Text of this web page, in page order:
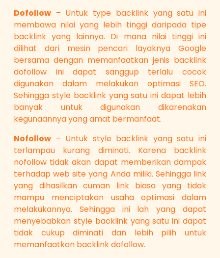
Dofollow – Untuk type backlink yang satu ini
membawa nilai yang lebih tinggi daripada tipe
backlink yang lainnya. Di mana nilai tinggi ini
dilihat dari mesin pencari layaknya Google
bersama dengan memanfaatkan jenis backlink
dofollow ini dapat sanggup terlalu cocok
digunakan dalam melakukan optimasi SEO.
Sehingga style backlink yang satu ini dapat lebih
banyak untuk digunakan dikarenakan
kegunaannya yang amat bermanfaat.
Nofollow – Untuk style backlink yang satu ini
terlampau kurang diminati. Karena backlink
nofollow tidak akan dapat memberikan dampak
terhadap web site yang Anda miliki. Sehingga link
yang dihasilkan cuman link biasa yang tidak
mampu menciptakan usaha optimasi dalam
melakukannya. Sehingga ini lah yang dapat
menyebabkan style backlink yang satu ini dapat
tidak cukup diminati dan lebih pilih untuk
memanfaatkan backlink dofollow.